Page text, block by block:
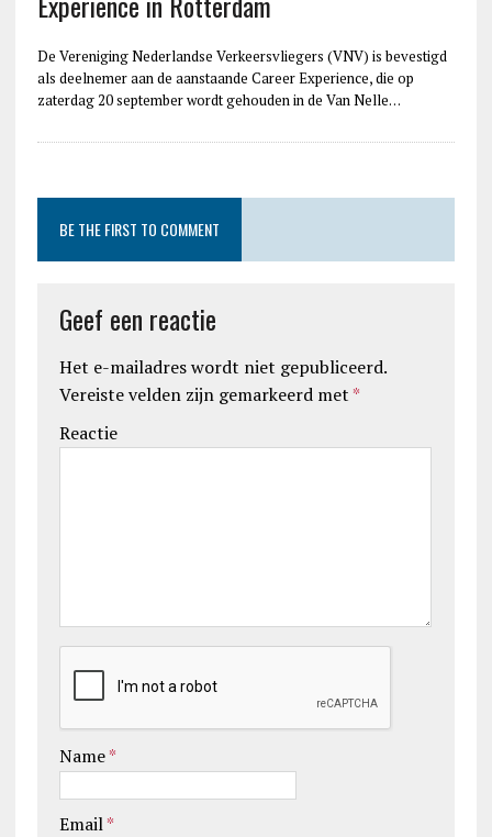
De Vereniging Nederlandse Verkeersvliegers (VNV) is bevestigd
als deelnemer aan de aanstaande Career Experience, die op
zaterdag 20 september wordt gehouden in de Van Nelle…
BE THE FIRST TO COMMENT
Geef een reactie
Het e-mailadres wordt niet gepubliceerd.
Vereiste velden zijn gemarkeerd met *
Reactie
Name*
Email*